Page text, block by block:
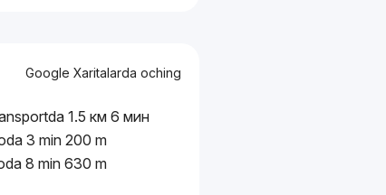
Google Xaritalarda oching
1.5 км 6 мин
3 min 200 m
8 min 630 m